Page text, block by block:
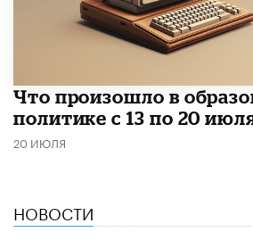
Что произошло в
политике с 13 по 20
20 ИЮЛЯ
НОВОСТИ